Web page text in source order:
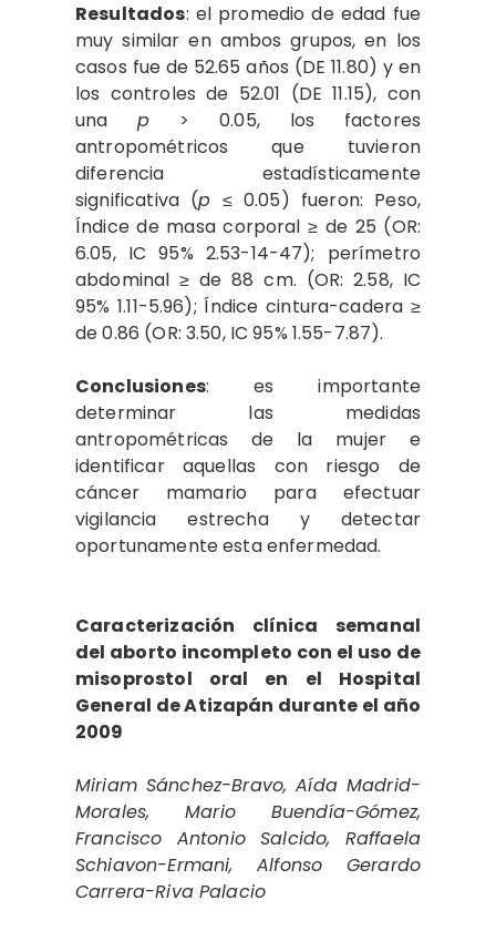
Resultados: el promedio de edad fue
muy similar en ambos grupos, en los
casos fue de 52.65 años (DE 11.80) y en
los controles de 52.01 (DE 11.15), con
unap > 0.05, los factores
antropométricos que tuvieron
diferencia estadísticamente
significativa (p ≤ 0.05) fueron: Peso,
Índice de masa corporal ≥ de 25 (OR:
6.05, IC 95% 2.53-14-47); perímetro
abdominal ≥ de 88 cm. (OR: 2.58, IC
95% 1.11-5.96); Índice cintura-cadera ≥
de 0.86 (OR: 3.50, IC 95% 1.55-7.87).
Conclusiones: es importante
determinar las medidas
antropométricas de la mujer e
identificar aquellas con riesgo de
cáncer mamario para efectuar
vigilancia estrecha y detectar
oportunamente esta enfermedad.
Caracterización clínica semanal
del aborto incompleto con el uso de
misoprostol oral en el Hospital
General de Atizapán durante el año
2009
Miriam Sánchez-Bravo, Aída Madrid-
Morales, Mario Buendía-Gómez,
Francisco Antonio Salcido, Raffaela
Schiavon-Ermani, Alfonso Gerardo
Carrera-Riva Palacio